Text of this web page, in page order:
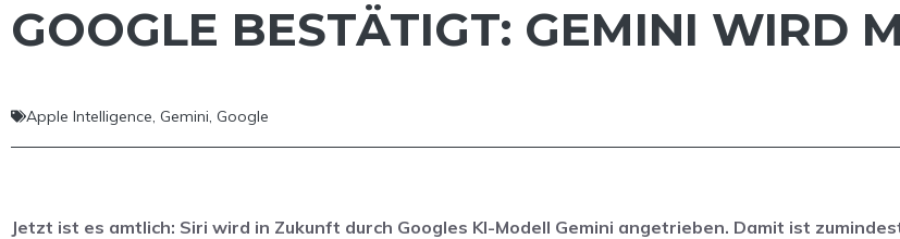
GOOGLE BESTÄTIGT: GEMINI WIRD
Apple Intelligence, Gemini, Google
Jetzt ist es amtlich: Siri wird in Zukunft durch Googles KI-Modell Gemini angetrieben. Damit ist